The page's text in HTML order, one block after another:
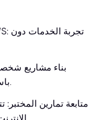
بناء مشاريع
باستخدام الخدمات التي يغطيها الامتحان.
متابعة تمارين المختبر: